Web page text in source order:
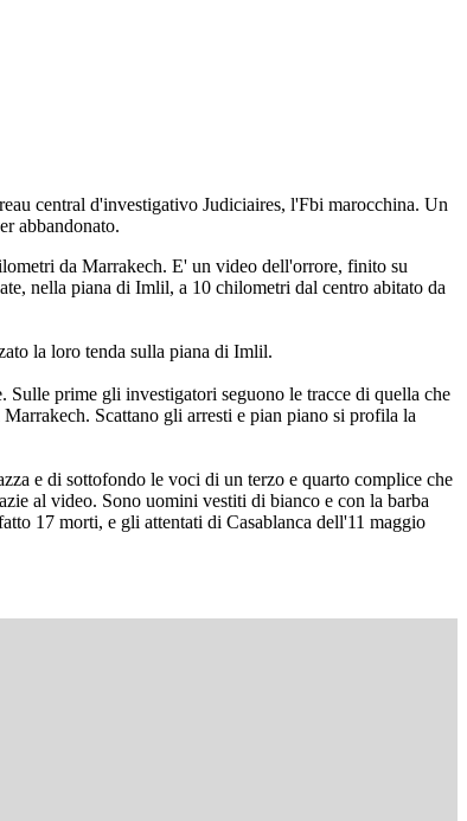
central d'investigativo Judiciaires, l'Fbi marocchina. Un
abbandonato.
da Marrakech. E' un video dell'orrore, finito su
nella piana di Imlil, a 10 chilometri dal centro abitato da
la loro tenda sulla piana di Imlil.
Sulle prime gli investigatori seguono le tracce di quella che
Scattano gli arresti e pian piano si profila la
e di sottofondo le voci di un terzo e quarto complice che
al video. Sono uomini vestiti di bianco e con la barba
17 morti, e gli attentati di Casablanca dell'11 maggio